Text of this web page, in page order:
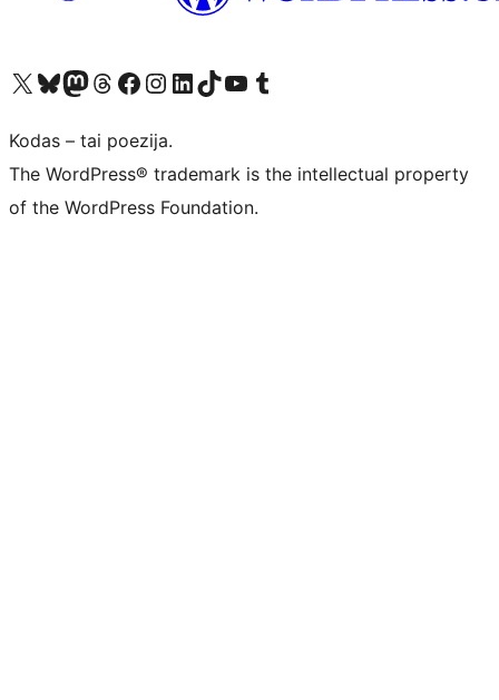
Visit our X (formerly Twitter) account
Apsilankykite mūsų Bluesky paskyroje
Visit our Mastodon account
Apsilankykite mūsų Threads paskyroje
Visit our Facebook page
Visit our Instagram account
Visit our LinkedIn account
Apsilankykite mūsų TikTok paskyroje
Visit our YouTube channel
Apsilankykite mūsų Tumblr paskyroje
Kodas – tai poezija.
The WordPress® trademark is the intellectual property
of the WordPress Foundation.